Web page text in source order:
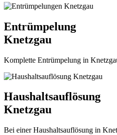
Entrümpelung
Knetzgau
Komplette Entrümpelung in
Haushaltsauflösung
Knetzgau
Bei einer Haushaltsauflösung in